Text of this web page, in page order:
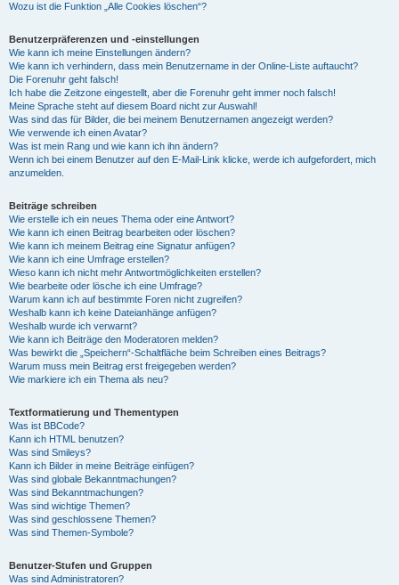
Wozu ist die Funktion „Alle Cookies löschen“?
Benutzerpräferenzen und -einstellungen
Wie kann ich meine Einstellungen ändern?
Wie kann ich verhindern, dass mein Benutzername in der Online-Liste auftaucht?
Die Forenuhr geht falsch!
Ich habe die Zeitzone eingestellt, aber die Forenuhr geht immer noch falsch!
Meine Sprache steht auf diesem Board nicht zur Auswahl!
Was sind das für Bilder, die bei meinem Benutzernamen angezeigt werden?
Wie verwende ich einen Avatar?
Was ist mein Rang und wie kann ich ihn ändern?
Wenn ich bei einem Benutzer auf den E-Mail-Link klicke, werde ich aufgefordert, mich
anzumelden.
Beiträge schreiben
Wie erstelle ich ein neues Thema oder eine Antwort?
Wie kann ich einen Beitrag bearbeiten oder löschen?
Wie kann ich meinem Beitrag eine Signatur anfügen?
Wie kann ich eine Umfrage erstellen?
Wieso kann ich nicht mehr Antwortmöglichkeiten erstellen?
Wie bearbeite oder lösche ich eine Umfrage?
Warum kann ich auf bestimmte Foren nicht zugreifen?
Weshalb kann ich keine Dateianhänge anfügen?
Weshalb wurde ich verwarnt?
Wie kann ich Beiträge den Moderatoren melden?
Was bewirkt die „Speichern“-Schaltfläche beim Schreiben eines Beitrags?
Warum muss mein Beitrag erst freigegeben werden?
Wie markiere ich ein Thema als neu?
Textformatierung und Thementypen
Was ist BBCode?
Kann ich HTML benutzen?
Was sind Smileys?
Kann ich Bilder in meine Beiträge einfügen?
Was sind globale Bekanntmachungen?
Was sind Bekanntmachungen?
Was sind wichtige Themen?
Was sind geschlossene Themen?
Was sind Themen-Symbole?
Benutzer-Stufen und Gruppen
Was sind Administratoren?